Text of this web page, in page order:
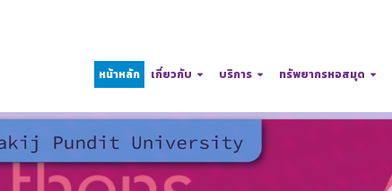
หน้าหลัก เกี่ยวกับ บริการ ทรัพยากรหอสมุด